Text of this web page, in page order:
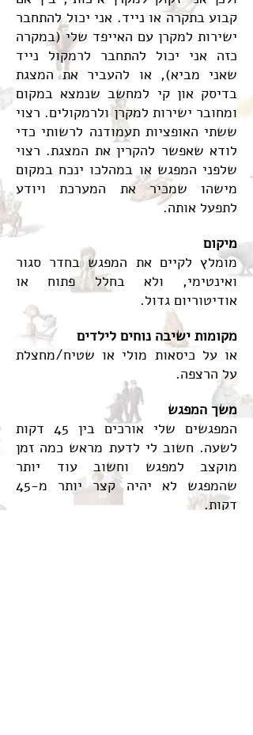
קבוע בתקרה או נייד. אני יכול להתחבר
ישירות למקרן עם האייפד שלי (במקרה
כזה אני יכול להתחבר לרמקול נייד
שאני מביא), או להעביר את המצגת
בדיסק און קי למחשב שנמצא במקום
ומחובר ישירות למקרן ולרמקולים. רצוי
ששתי האופציות תעמודנה לרשותי כדי
לודא שאפשר להקרין את המצגת. רצוי
שלפני המפגש או במהלכו ינכח במקום
מישהו שמכיר את המערכת ויודע
לתפעל אותה.
מיקום
מומלץ לקיים את המפגש בחדר סגור
ואינטימי, ולא בחלל פתוח או
אודיטוריום גדול.
מקומות ישיבה נוחים לילדים
או על כיסאות מולי או שטיח/מחצלת
על הרצפה.
משך המפגש
המפגשים שלי אורכים בין 45 דקות
לשעה. חשוב לי לדעת מראש כמה זמן
מוקצב למפגש וחשוב עוד יותר
שהמפגש לא יהיה קצר יותר מ-45
דקות.